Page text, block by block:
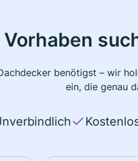
benötigst – wir
ein, die genau